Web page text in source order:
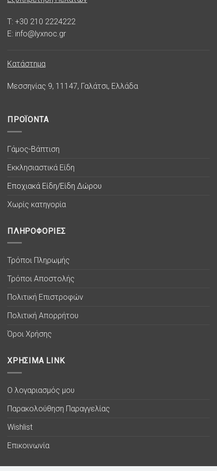
T: +30 210 2224222
E: info@lyxnoc.gr
Κατάστημα
Μεσσηνίας 9, 11147, Γαλάτσι, Ελλάδα
ΠΡΟΪΟΝΤΑ
Γάμος-Βάπτιση
Εκκλησιαστικά Είδη
Εποχιακά Είδη/Είδη Δώρου
Χωρίς κατηγορία
ΠΛΗΡΟΦΟΡΙΕΣ
Τρόποι Πληρωμής
Τρόποι Αποστολής
Πολιτική Επιστροφών
Πολιτική Απορρήτου
Όροι Χρήσης
ΧΡΗΣΙΜΑ LINK
Ο λογαριασμός μου
Παρακολούθηση Παραγγελίας
Wishlist
Επικοινωνία